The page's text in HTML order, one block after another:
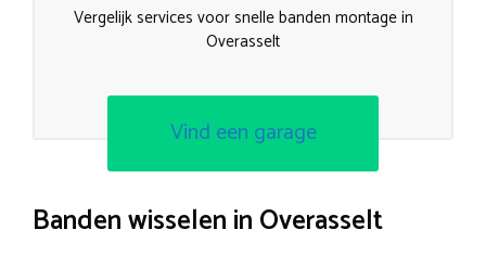
Vergelijk services voor snelle banden montage in
Overasselt
Vind een garage
Banden wisselen in Overasselt